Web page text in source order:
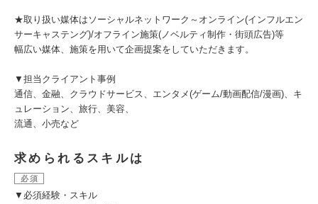
★取り扱い媒体はソーシャルネットワーク～オンライン(インフルエン
サーキャステング)/オフライン施策(ノベルティ制作・街頭広告)等
幅広い媒体、施策を用いて企画提案をしていただきます。
▼担当クライアント事例
通信、金融、クラウドサービス、エンタメ(ゲーム/動画配信/漫画)、キ
ュレーション、旅行、美容、
流通、小売など
求められるスキルは
必須
▼必須経験・スキル